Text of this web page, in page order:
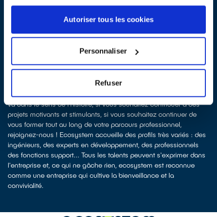
Autoriser tous les cookies
Personnaliser
Refuser
contribution au soutien de nos activités et d'avoir, par la même
occasion, intégré des talents remarquables qui font aujourd'hui
également très fière d'avoir pu créer les conditions pour que
chacun prenne du plaisir dans ses missions, et de voir à quel
point aujourd'hui notre collectif de travail est soudé et engagé
dans les missions d'ecosystem.
Si vous souhaitez vivre une expérience dans une entreprise qui
va dans le sens de l'histoire, si vous souhaitez contribuer à des
projets motivants et stimulants, si vous souhaitez continuer de
vous former tout au long de votre parcours professionnel,
rejoignez-nous ! Ecosystem accueille des profils très variés : des
ingénieurs, des experts en développement, des professionnels
des fonctions support... Tous les talents peuvent s'exprimer dans
l'entreprise et, ce qui ne gâche rien, ecosystem est reconnue
comme une entreprise qui cultive la bienveillance et la
convivialité.